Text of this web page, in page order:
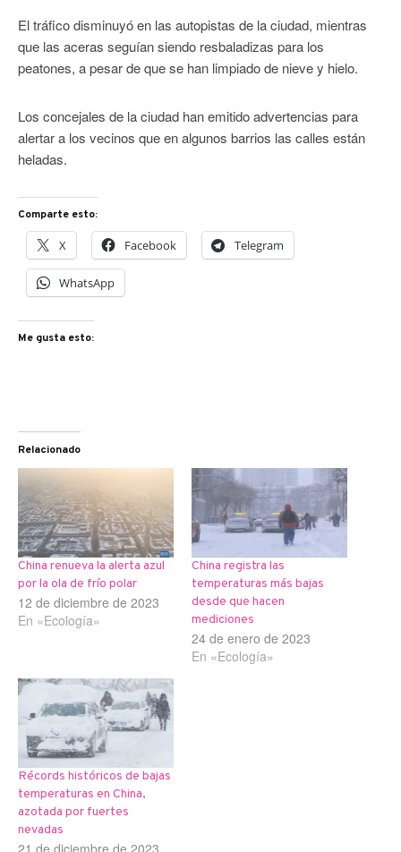
El tráfico disminuyó en las autopistas de la ciudad, mientras
que las aceras seguían siendo resbaladizas para los
peatones, a pesar de que se han limpiado de nieve y hielo.
Los concejales de la ciudad han emitido advertencias para
alertar a los vecinos que en algunos barrios las calles están
heladas.
Comparte esto:
X Facebook Telegram
WhatsApp
Me gusta esto:
Relacionado
China renueva la alerta azul
por la ola de frío polar
12 de diciembre de 2023
En «Ecología»
China registra las
temperaturas más bajas
desde que hacen
mediciones
24 de enero de 2023
En «Ecología»
Récords históricos de bajas
temperaturas en China,
azotada por fuertes
nevadas
21 de diciembre de 2023